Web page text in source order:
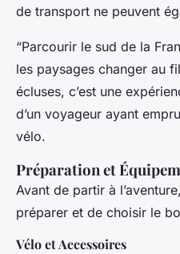
de transport ne peuvent
“Parcourir le sud de la
les paysages changer au
écluses, c’est une
d’un voyageur ayant
vélo.
Préparation et
Avant de partir à
préparer et de choisir le
Vélo et Accessoires